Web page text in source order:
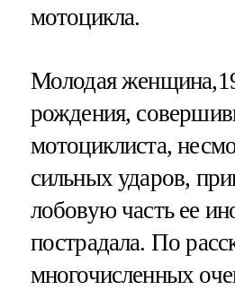
мотоцикла.
Молодая
рождения,
мотоциклиста,
сильных ударов,
лобовую часть ее
пострадала. По
многочисленных